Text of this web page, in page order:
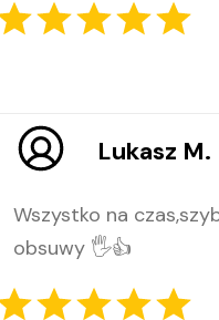
Lukasz M.
Wszystko na
obsuwy 🖐️👍